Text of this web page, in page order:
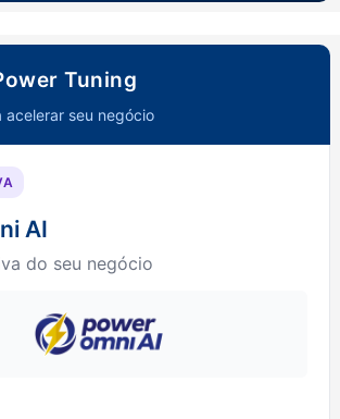
Tuning
acelerar seu negócio
AI
do seu negócio